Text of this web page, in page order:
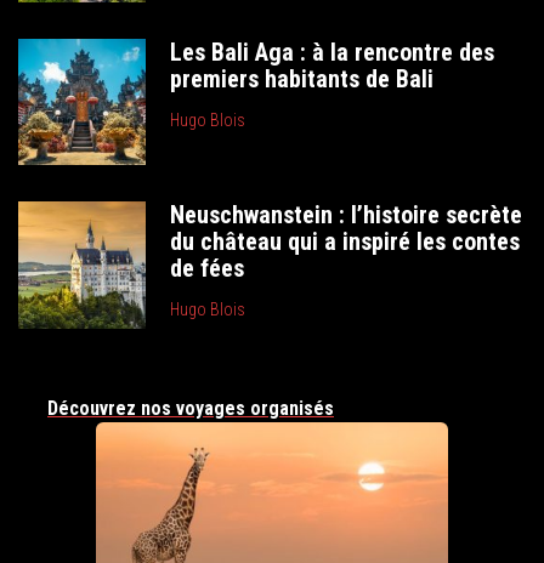
Les Bali Aga : à la rencontre des
premiers habitants de Bali
Hugo Blois
Neuschwanstein : l’histoire secrète
du château qui a inspiré les contes
de fées
Hugo Blois
Découvrez nos voyages organisés